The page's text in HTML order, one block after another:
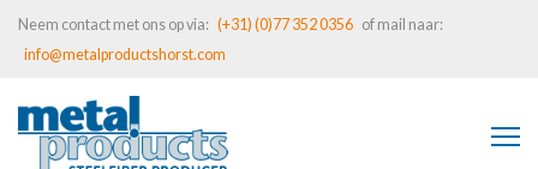
Neem contact met ons op via: (+31) (0)77 352 0356 of mail naar:
info@metalproductshorst.com